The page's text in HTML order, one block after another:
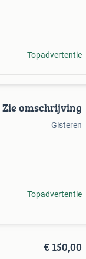
Topadvertentie
Zie omschrijving
Gisteren
Topadvertentie
€ 150,00